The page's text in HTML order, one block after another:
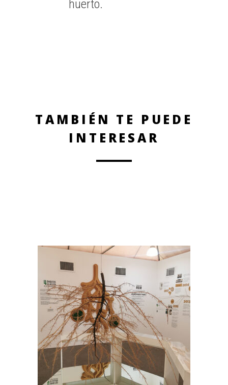
huerto.
TAMBIÉN TE PUEDE
INTERESAR